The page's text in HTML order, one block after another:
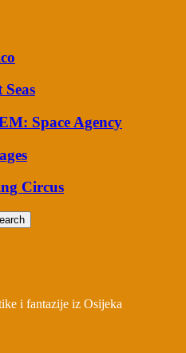
Space Agency
Circus
i fantazije iz Osijeka